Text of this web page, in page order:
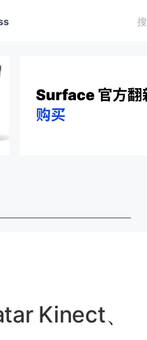
Kinect、